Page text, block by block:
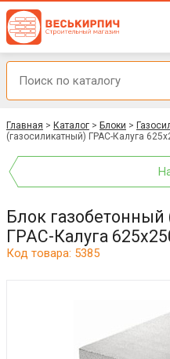
Главная > Каталог > Блоки >
(газосиликатный) ГРАС-Калуга
Блок
ГРАС-Калуга
Код товара: 5385